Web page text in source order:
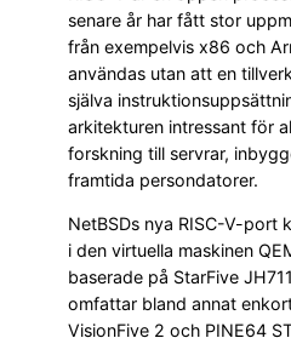
senare år har fått stor
från exempelvis x86 och
användas utan att en
själva
arkitekturen intressant för
forskning till servrar,
framtida persondatorer.
NetBSDs nya RISC-V-port
i den virtuella maskinen
baserade på StarFive
omfattar bland annat
VisionFive 2 och PINE64